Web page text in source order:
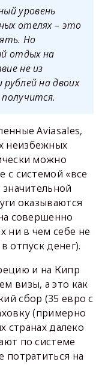
уровень
отелях – это
Но
отдых на
не из
на двоих
Aviasales,
неизбежных
можно
с системой «все
оказываются
совершенно
ни в чем себе не
отпуск денег).
и на Кипр
визы, а это как
сбор (35 евро с
(примерно
странах далеко
по системе
потратиться на